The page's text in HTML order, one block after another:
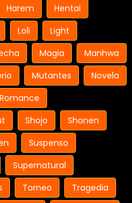
Harem
Hentai
Loli
Light
Magia
Manhwa
Mutantes
Novela
Romance
Shojo
Shonen
Suspenso
Supernatural
Torneo
Tragedia